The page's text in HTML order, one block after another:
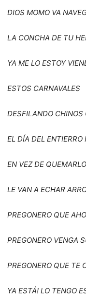
DIOS MOMO VA
LA CONCHA DE TU
YA ME LO ESTOY
ESTOS CARNAVALES
DESFILANDO CHINOS
EL DÍA DEL ENTIERRO
EN VEZ DE QUEMARLO
LE VAN A ECHAR
PREGONERO QUE
PREGONERO VENGA
PREGONERO QUE TE
YA ESTÁ! LO TENGO